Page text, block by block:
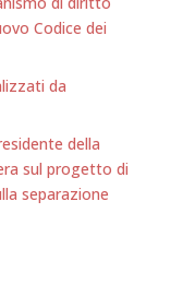
Codice dei
da
della
sul progetto di
separazione